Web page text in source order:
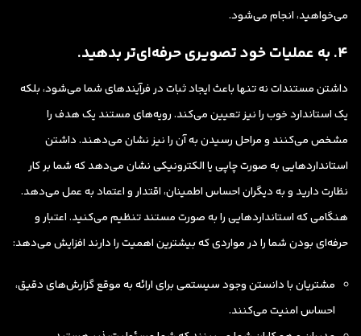
می‌خواهید، انجام می‌شود.
4. به عملیات خود تصویری حرفه‌ای‌تر بدهید.
داشتن مستندات نه تنها باعث ایجاد ثبات در فرآیندهای شما می‌شود، بلکه
یک استاندارد خوب را نیز تعیین می‌کند. رویه‌های مستند یک هدف را
مشخص می‌کنند و مراحل رسیدن به آن را نیز نشان می‌دهند. داشتن
استانداردهایی به صورت چاپی یا الکترونیکی نشان می‌دهد که شما بر کار
نظارت دارید و به دیگران احساس اطمینان، اقتدار و اعتماد به عمل می‌دهد.
هنگامی که استانداردهایی را به صورت مستند تنظیم می‌کنید. اعتبار و
حرفه‌ای بودن شما را در مواردی که بیشترین اهمیت را دارند افزایش می‌دهد:
مشتریان با دانستن وجود سیستمی برای ارائه به موقع گزارش‌های دقیق،
احساس امنیت می‌کنند.